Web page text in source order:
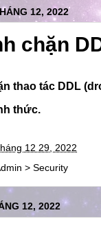
12, 2022
chặn
thao tác DDL
thức.
12 29, 2022
> Security
12, 2022